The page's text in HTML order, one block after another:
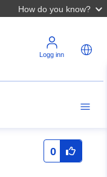
How do you know?
Logg inn
0